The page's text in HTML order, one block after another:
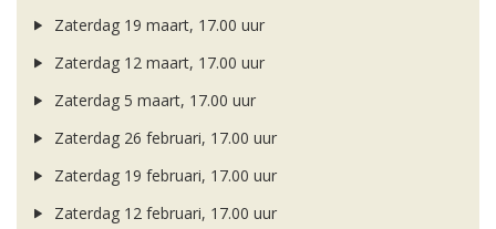
Zaterdag 19 maart, 17.00 uur
Zaterdag 12 maart, 17.00 uur
Zaterdag 5 maart, 17.00 uur
Zaterdag 26 februari, 17.00 uur
Zaterdag 19 februari, 17.00 uur
Zaterdag 12 februari, 17.00 uur